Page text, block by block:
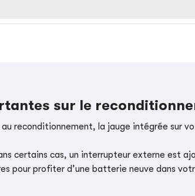
sur le
au reconditionnement, la jauge intégrée sur
certains cas, un interrupteur externe est
pour profiter d’une batterie neuve dans